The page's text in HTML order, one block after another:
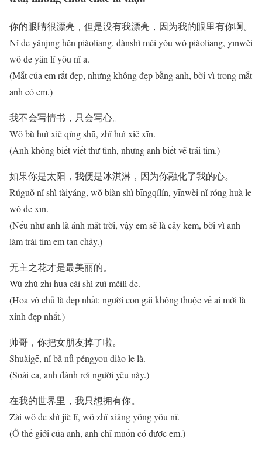
你的眼睛很漂亮，但是没有我漂亮，因为我的眼里有你啊。
Nǐ de yǎnjīng hěn piàoliang, dànshì méi yǒu wǒ piàoliang, yīnwèi
wǒ de yǎn lǐ yǒu nǐ a.
(Mắt của em rất đẹp, nhưng không đẹp bằng anh, bởi vì trong mắt
anh có em.)
我不会写情书，只会写心。
Wǒ bù huì xiě qíng shū, zhǐ huì xiě xīn.
(Anh không biết viết thư tình, nhưng anh biết vẽ trái tim.)
如果你是太阳，我便是冰淇淋，因为你融化了我的心。
Rúguǒ nǐ shì tàiyáng, wǒ biàn shì bīngqílín, yīnwèi nǐ róng huà le
wǒ de xīn.
(Nếu như anh là ánh mặt trời, vậy em sẽ là cây kem, bởi vì anh
làm trái tim em tan chảy.)
无主之花才是最美丽的。
Wú zhǔ zhī huā cái shì zuì měilì de.
(Hoa vô chủ là đẹp nhất: người con gái không thuộc về ai mới là
xinh đẹp nhất.)
帅哥，你把女朋友掉了啦。
Shuàigē, nǐ bǎ nǚ péngyou diào le là.
(Soái ca, anh đánh rơi người yêu này.)
在我的世界里，我只想拥有你。
Zài wǒ de shì jiè lǐ, wǒ zhǐ xiǎng yǒng yǒu nǐ.
(Ở thế giới của anh, anh chỉ muốn có được em.)